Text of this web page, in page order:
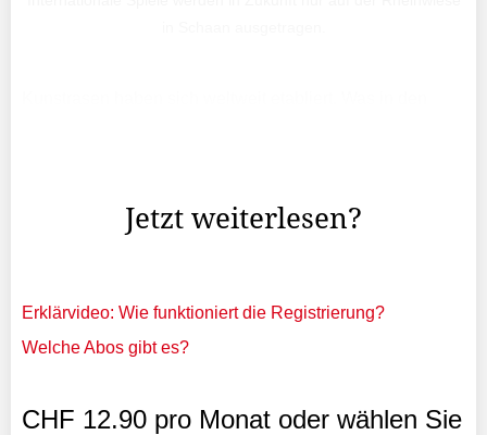
Jetzt weiterlesen?
Erklärvideo: Wie funktioniert die Registrierung?
Welche Abos gibt es?
CHF 12.90 pro Monat oder wählen Sie